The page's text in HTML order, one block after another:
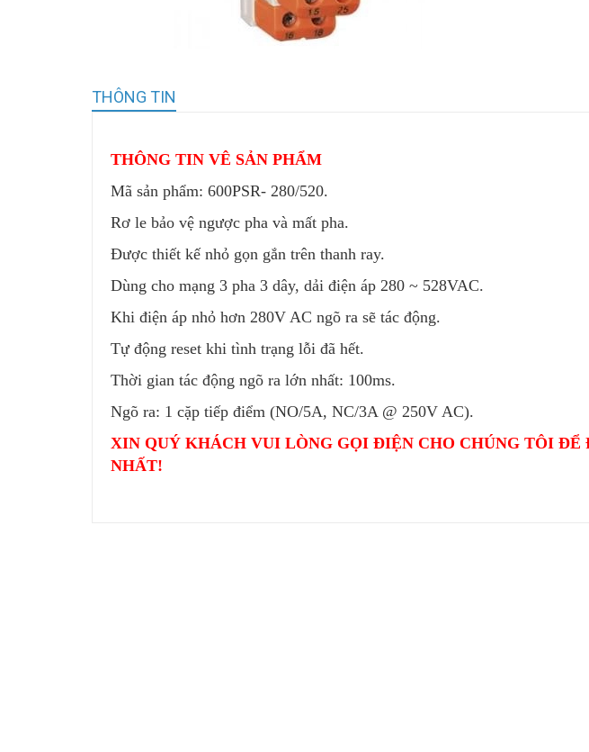
THÔNG TIN
THÔNG TIN VÊ SẢN PHẨM
Mã sản phẩm: 600PSR- 280/520.
Rơ le bảo vệ ngược pha và mất pha.
Được thiết kế nhỏ gọn gắn trên thanh ray.
Dùng cho mạng 3 pha 3 dây, dải điện áp 280 ~ 528VAC.
Khi điện áp nhỏ hơn 280V AC ngõ ra sẽ tác động.
Tự động reset khi tình trạng lỗi đã hết.
Thời gian tác động ngõ ra lớn nhất: 100ms.
Ngõ ra: 1 cặp tiếp điểm (NO/5A, NC/3A @ 250V AC).
XIN QUÝ KHÁCH VUI LÒNG GỌI ĐIỆN CHO CHÚNG TÔI
NHẤT!